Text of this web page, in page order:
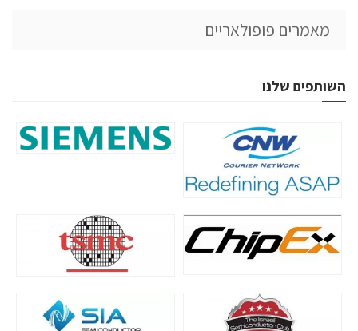
מאמרים פופולאריים
השותפים שלנו